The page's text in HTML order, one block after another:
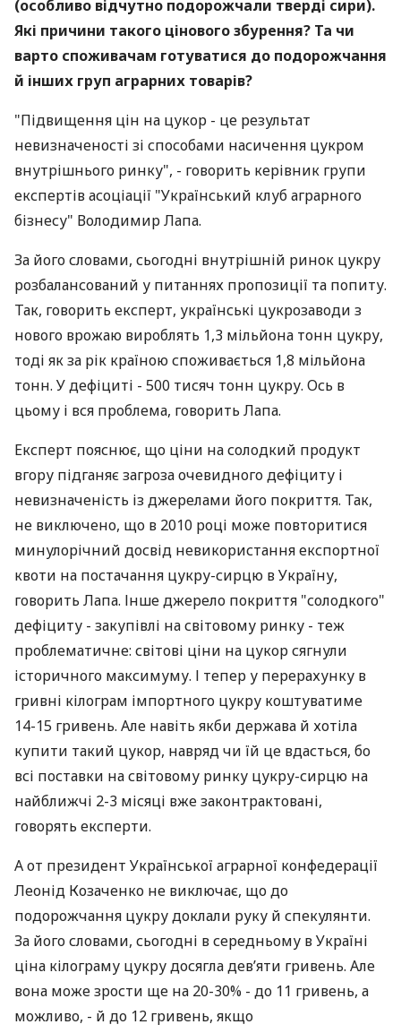
(особливо відчутно подорожчали тверді сири).
Які причини такого цінового збурення? Та чи
варто споживачам готуватися до подорожчання
й інших груп аграрних товарів?
"Підвищення цін на цукор - це результат
невизначеності зі способами насичення цукром
внутрішнього ринку", - говорить керівник групи
експертів асоціації "Український клуб аграрного
бізнесу" Володимир Лапа.
За його словами, сьогодні внутрішній ринок цукру
розбалансований у питаннях пропозиції та попиту.
Так, говорить експерт, українські цукрозаводи з
нового врожаю вироблять 1,3 мільйона тонн цукру,
тоді як за рік країною споживається 1,8 мільйона
тонн. У дефіциті - 500 тисяч тонн цукру. Ось в
цьому і вся проблема, говорить Лапа.
Експерт пояснює, що ціни на солодкий продукт
вгору підганяє загроза очевидного дефіциту і
невизначеність із джерелами його покриття. Так,
не виключено, що в 2010 році може повторитися
минулорічний досвід невикористання експортної
квоти на постачання цукру-сирцю в Україну,
говорить Лапа. Інше джерело покриття "солодкого"
дефіциту - закупівлі на світовому ринку - теж
проблематичне: світові ціни на цукор сягнули
історичного максимуму. І тепер у перерахунку в
гривні кілограм імпортного цукру коштуватиме
14-15 гривень. Але навіть якби держава й хотіла
купити такий цукор, навряд чи їй це вдасться, бо
всі поставки на світовому ринку цукру-сирцю на
найближчі 2-3 місяці вже законтрактовані,
говорять експерти.
А от президент Української аграрної конфедерації
Леонід Козаченко не виключає, що до
подорожчання цукру доклали руку й спекулянти.
За його словами, сьогодні в середньому в Україні
ціна кілограму цукру досягла дев’яти гривень. Але
вона може зрости ще на 20-30% - до 11 гривень, а
можливо, - й до 12 гривень, якщо